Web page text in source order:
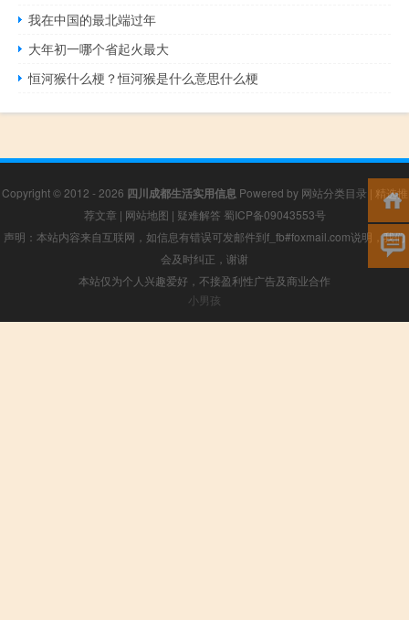
我在中国的最北端过年
大年初一哪个省起火最大
恒河猴什么梗？恒河猴是什么意思什么梗
Copyright © 2012 - 2026 四川成都生活实用信息 Powered by 网站分类目录 | 精选推
荐文章 | 网站地图 | 疑难解答 蜀ICP备09043553号
声明：本站内容来自互联网，如信息有错误可发邮件到f_fb#foxmail.com说明，我们
会及时纠正，谢谢
本站仅为个人兴趣爱好，不接盈利性广告及商业合作
小男孩